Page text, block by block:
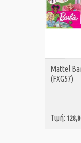
Mattel
(FXG57)
Τιμή: